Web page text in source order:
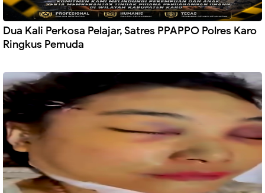
Dua Kali Perkosa Pelajar, Satres PPAPPO Polres Karo
Ringkus Pemuda